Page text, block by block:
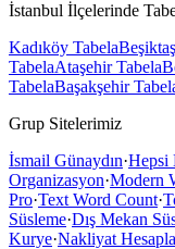
İstanbul İlçelerinde
Kadıköy TabelaBeşiktaş
TabelaAtaşehirTabela
TabelaBaşakşehir
Grup Sitelerimiz
İsmail Günaydın·Hepsi
Organizasyon·Modern
Pro·Text Word Count·
Süsleme·Dış Mekan
Kurye·Nakliyat Hesapla